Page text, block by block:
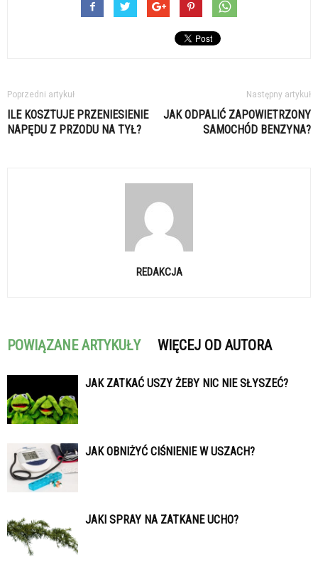
Poprzedni artykuł
ILE KOSZTUJE PRZENIESIENIE
NAPĘDU Z PRZODU NA TYŁ?
Następny artykuł
JAK ODPALIĆ ZAPOWIETRZONY
SAMOCHÓD BENZYNA?
REDAKCJA
POWIĄZANE ARTYKUŁY WIĘCEJ OD AUTORA
JAK ZATKAĆ USZY ŻEBY NIC NIE SŁYSZEĆ?
JAK OBNIŻYĆ CIŚNIENIE W USZACH?
JAKI SPRAY NA ZATKANE UCHO?